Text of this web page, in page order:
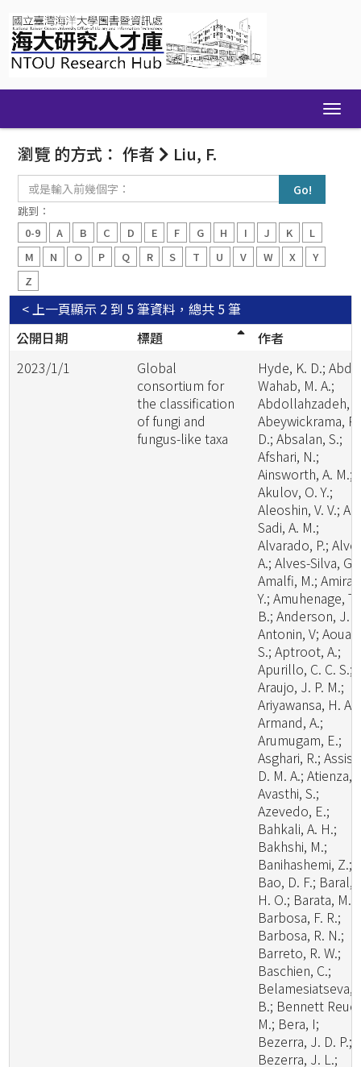
navigation
瀏覽 的方式： 作者 Liu, F.
入
前
幾
個
跳到：
0-9
A B C D E F G H I J K
L
M
N O P Q R S T U V W X
Y
Z
顯示 2 到 5 筆資料，總共 5 筆
< 上一頁
公開日期
標題
作者
2023/1/1
Global
consortium for
the classification
of fungi and
fungus-like taxa
Hyde, K. D.;
Wahab, M. A.;
Abdollahzadeh,
Abeywickrama, P.
D.; Absalan, S.;
Afshari, N.;
Ainsworth, A. M.;
Akulov, O. Y.;
Aleoshin, V. V.; Al-
Sadi, A. M.;
Alvarado, P.;
A.; Alves-Silva, G.;
Amalfi, M.; Amira,
Y.; Amuhenage, T.
B.; Anderson, J.
Antonin, V; Aouali,
S.; Aptroot, A.;
Apurillo, C. C. S.;
Araujo, J. P. M.;
Ariyawansa, H. A.;
Armand, A.;
Arumugam, E.;
Asghari, R.; Assis,
D. M. A.; Atienza,
Avasthi, S.;
Azevedo, E.;
Bahkali, A. H.;
Bakhshi, M.;
Banihashemi, Z.;
Bao, D. F.; Baral,
H. O.; Barata, M.;
Barbosa, F. R.;
Barbosa, R. N.;
Barreto, R. W.;
Baschien, C.;
Belamesiatseva,
B.; Bennett
M.; Bera, I;
Bezerra, J. D. P.;
Bezerra, J. L.;